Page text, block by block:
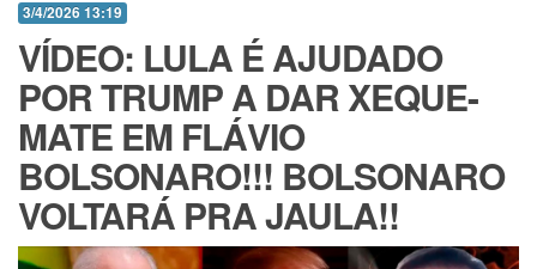
3/4/2026 13:19
VÍDEO: LULA É AJUDADO
POR TRUMP A DAR XEQUE-
MATE EM FLÁVIO
BOLSONARO!!! BOLSONARO
VOLTARÁ PRA JAULA!!